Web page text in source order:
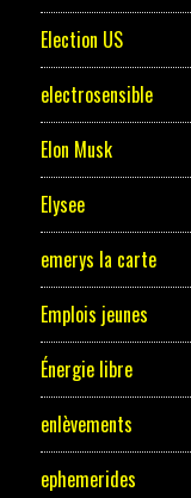
Election US
electrosensible
Elon Musk
Elysee
emerys la carte
Emplois jeunes
Énergie libre
enlèvements
ephemerides